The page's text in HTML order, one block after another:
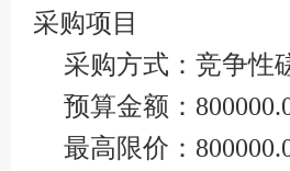
采购项目
采购方式：竞争性
预算金额：
最高限价：